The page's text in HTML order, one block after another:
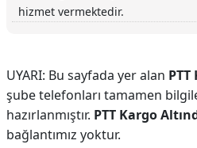
hizmet vermektedir.
UYARI: Bu sayfada yer alan
şube telefonları tamamen
hazırlanmıştır. PTT Kargo
bağlantımız yoktur.